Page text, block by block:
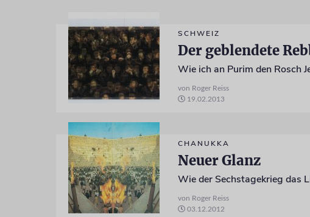
SCHWEIZ
Der geblendete
Wie ich an Purim den Rosch
von Roger Reiss
19.02.2013
CHANUKKA
Neuer Glanz
Wie der Sechstagekrieg das
von Roger Reiss
03.12.2012